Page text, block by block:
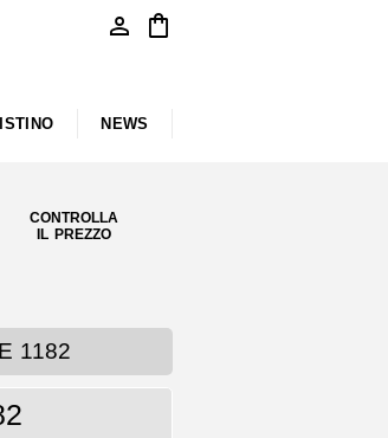
person shopping_bag
NEWS
CONTROLLA
IL PREZZO
1182